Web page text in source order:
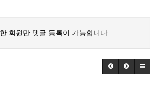
회원만 댓글 등록이 가능합니다.